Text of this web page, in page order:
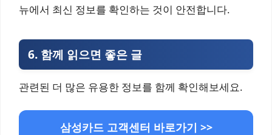
뉴에서 최신 정보를 확인하는 것이 안전합니다.
6. 함께 읽으면 좋은 글
관련된 더 많은 유용한 정보를 함께 확인해보세요.
삼성카드 고객센터 바로가기 >>